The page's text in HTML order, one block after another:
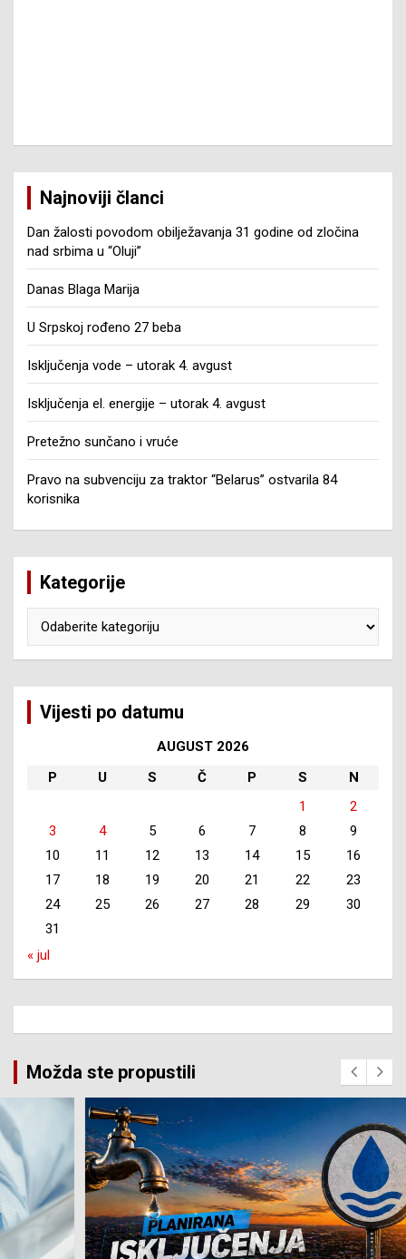
Najnoviji članci
Dan žalosti povodom obilježavanja 31 godine od zločina
nad srbima u “Oluji”
Danas Blaga Marija
U Srpskoj rođeno 27 beba
Isključenja vode – utorak 4. avgust
Isključenja el. energije – utorak 4. avgust
Pretežno sunčano i vruće
Pravo na subvenciju za traktor “Belarus” ostvarila 84
korisnika
Kategorije
Vijesti po datumu
AUGUST 2026
P
U S Č P S
N
1
2
3
4 5 6 7 8
9
10
11 12 13 14 15
16
17
18 19 20 21 22
23
24
25 26 27 28 29
30
31
« jul
Možda ste propustili